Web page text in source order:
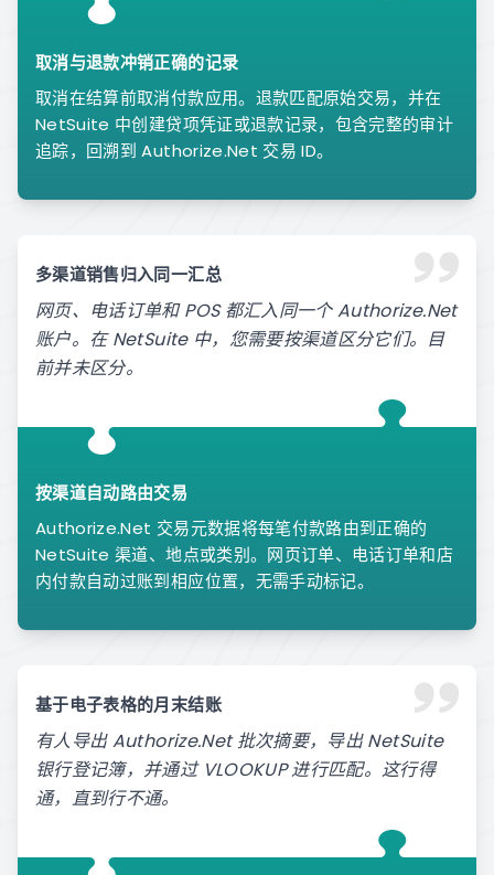
取消与退款冲销正确的记录
取消在结算前取消付款应用。退款匹配原始交易，并在
NetSuite 中创建贷项凭证或退款记录，包含完整的审计
追踪，回溯到 Authorize.Net 交易 ID。
多渠道销售归入同一汇总
网页、电话订单和 POS 都汇入同一个 Authorize.Net
账户。在 NetSuite 中，您需要按渠道区分它们。目
前并未区分。
按渠道自动路由交易
Authorize.Net 交易元数据将每笔付款路由到正确的
NetSuite 渠道、地点或类别。网页订单、电话订单和店
内付款自动过账到相应位置，无需手动标记。
基于电子表格的月末结账
有人导出 Authorize.Net 批次摘要，导出 NetSuite
银行登记簿，并通过 VLOOKUP 进行匹配。这行得
通，直到行不通。